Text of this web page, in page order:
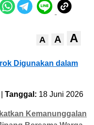
A A A
Digunakan dalam
Tanggal: 18 Juni 2026
Kemanunggalan